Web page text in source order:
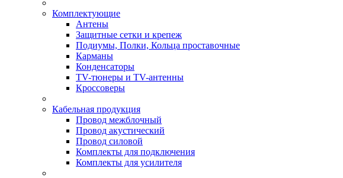
Комплектующие
Антены
Защитные сетки и крепеж
Подиумы, Полки, Кольца проставочные
Карманы
Конденсаторы
TV-тюнеры и TV-антенны
Кроссоверы
Кабельная продукция
Провод межблочный
Провод акустический
Провод силовой
Комплекты для подключения
Комплекты для усилителя